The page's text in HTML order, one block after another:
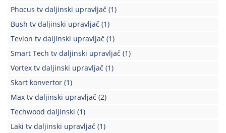
Phocus tv daljinski upravljač (1)
Bush tv daljinski upravljač (1)
Tevion tv daljinski upravljač (1)
Smart Tech tv daljinski upravljač (1)
Vortex tv daljinski upravljač (1)
Skart konvertor (1)
Max tv daljinski upravljač (2)
Techwood daljinski (1)
Laki tv daljinski upravljač (1)